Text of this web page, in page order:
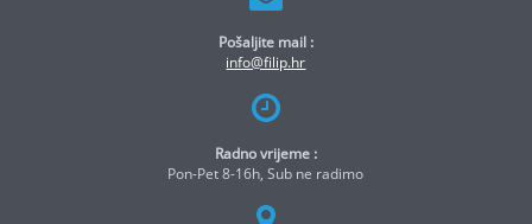
Pošaljite mail :
info@filip.hr
Radno vrijeme :
Pon-Pet 8-16h, Sub ne radimo